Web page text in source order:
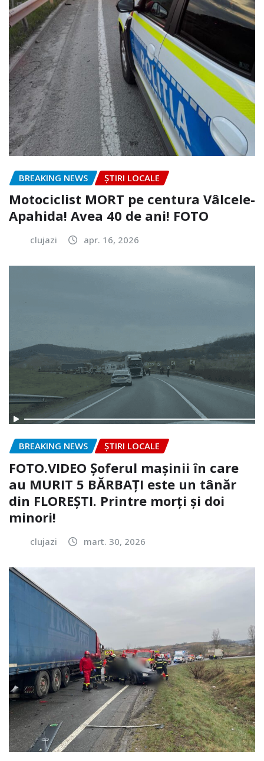
BREAKING NEWS ȘTIRI LOCALE
Motociclist MORT pe centura Vâlcele-
Apahida! Avea 40 de ani! FOTO
clujazi apr. 16, 2026
BREAKING NEWS ȘTIRI LOCALE
FOTO.VIDEO Șoferul mașinii în care
au MURIT 5 BĂRBAȚI este un tânăr
din FLOREȘTI. Printre morți și doi
minori!
clujazi mart. 30, 2026